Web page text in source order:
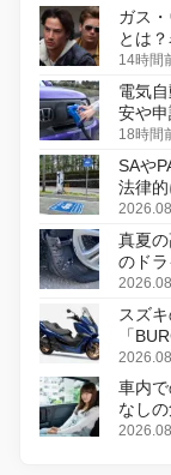
ガス
とは
初の
14時間
電気
安や
18時間
SAや
法律
真夏
のド
スズ
「
変更し
車内
なし